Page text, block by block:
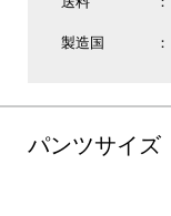
製造国
パンツサイズ